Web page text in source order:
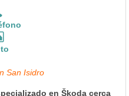
San Isidro
en Škoda cerca